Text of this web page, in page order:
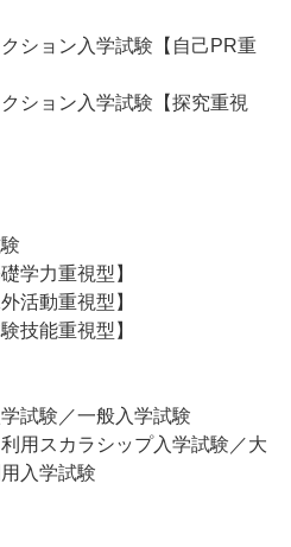
ション入学試験【自己PR重
ション入学試験【探究重視
学力重視型】
活動重視型】
技能重視型】
試験／一般入学試験
用スカラシップ入学試験／大
入学試験